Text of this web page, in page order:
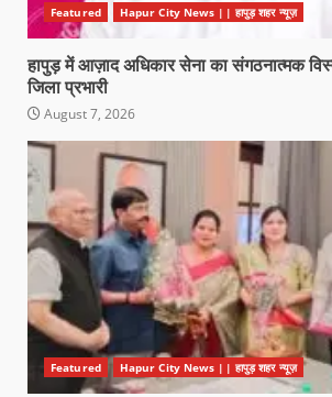
Featured Hapur City News || हापुड़ शहर न्यूज़
हापुड़ में आज़ाद अधिकार सेना का संगठनात्मक
जिला प्रभारी
August 7, 2026
Featured Hapur City News || हापुड़ शहर न्यूज़